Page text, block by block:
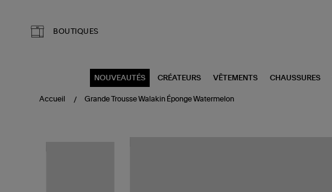
BOUTIQUES
NOUVEAUTÉS CRÉATEURS VÊTEMENTS CHAUSSURES
Accueil Grande Trousse Walakin Éponge Watermelon